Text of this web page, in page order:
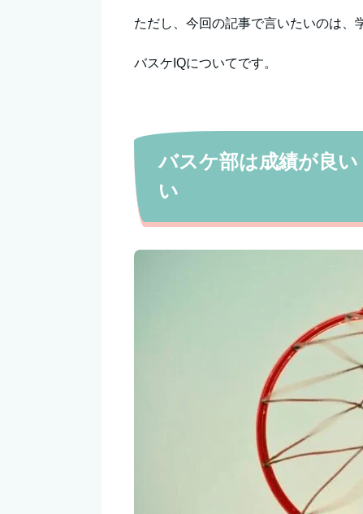
ただし、今回の記事で言いたいのは、
バスケIQについてです。
バスケ部は成績が良
い